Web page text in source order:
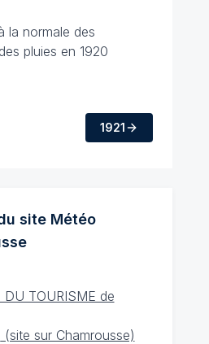
la normale des
pluies en 1920
1921
site Météo
TOURISME de
(site sur Chamrousse)